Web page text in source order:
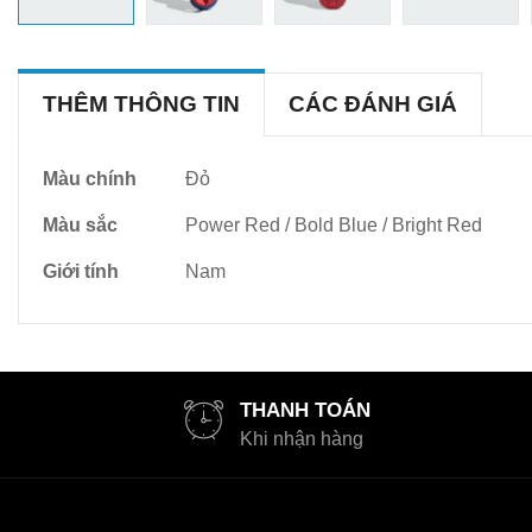
THÊM THÔNG TIN CÁC ĐÁNH GIÁ
Thêm
tin
Màu chính Đỏ
Màu sắc Power Red / Bold Blue / Bright Red
Giới tính Nam
THANH TOÁN
Khi nhận hàng